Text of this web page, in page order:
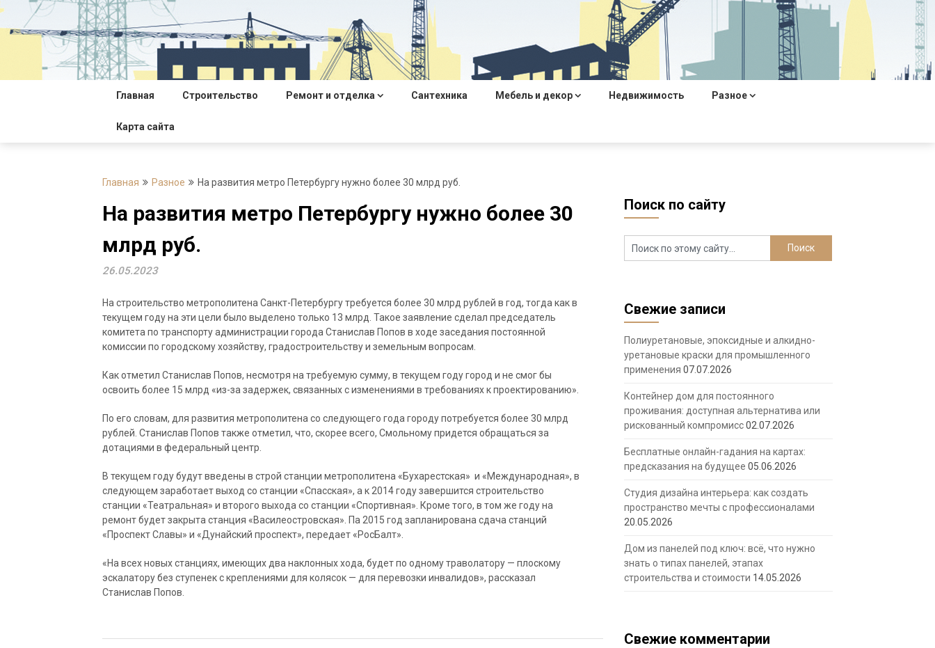
Перейти
содержимому
Главная Строительство Ремонт и отделка Сантехника Мебель и декор Недвижимость Разное
Карта сайта
Главная Разное На развития метро Петербургу нужно более 30 млрд руб.
На развития метро Петербургу нужно более 30
млрд руб.
26.05.2023
На строительство метрополитена Санкт-Петербургу требуется более 30 млрд рублей в год, тогда как в
текущем году на эти цели было выделено только 13 млрд. Такое заявление сделал председатель
комитета по транспорту администрации города Станислав Попов в ходе заседания постоянной
комиссии по городскому хозяйству, градостроительству и земельным вопросам.
Как отметил Станислав Попов, несмотря на требуемую сумму, в текущем году город и не смог бы
освоить более 15 млрд «из-за задержек, связанных с изменениями в требованиях к проектированию».
По его словам, для развития метрополитена со следующего года городу потребуется более 30 млрд
рублей. Станислав Попов также отметил, что, скорее всего, Смольному придется обращаться за
дотациями в федеральный центр.
В текущем году будут введены в строй станции метрополитена «Бухарестская» и «Международная», в
следующем заработает выход со станции «Спасская», а к 2014 году завершится строительство
станции «Театральная» и второго выхода со станции «Спортивная». Кроме того, в том же году на
ремонт будет закрыта станция «Василеостровская». Па 2015 год запланирована сдача станций
«Проспект Славы» и «Дунайский проспект», передает «РосБалт».
«На всех новых станциях, имеющих два наклонных хода, будет по одному траволатору — плоскому
эскалатору без ступенек с креплениями для колясок — для перевозки инвалидов», рассказал
Станислав Попов.
Поиск по сайту
Свежие записи
Полиуретановые, эпоксидные и алкидно-
уретановые краски для промышленного
применения 07.07.2026
Контейнер дом для постоянного
проживания: доступная альтернатива или
рискованный компромисс02.07.2026
Бесплатные онлайн-гадания на картах:
предсказания на будущее 05.06.2026
Студия дизайна интерьера: как создать
пространство мечты с профессионалами
20.05.2026
Дом из панелей под ключ: всё, что нужно
знать о типах панелей, этапах
строительства и стоимости 14.05.2026
Свежие комментарии